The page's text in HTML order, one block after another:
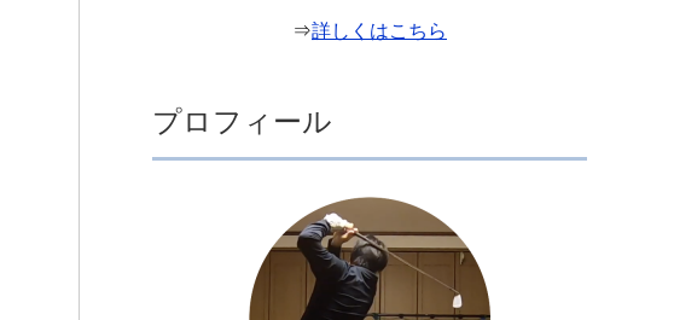
⇒詳しくはこちら
プロフィール